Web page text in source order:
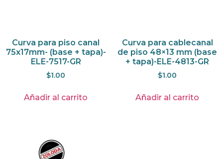
Curva para piso canal
75x17mm- (base + tapa)-
ELE-7517-GR
$1.00
Añadir al carrito
Curva para cablecanal
de piso 48×13 mm (base
+ tapa)-ELE-4813-GR
$1.00
Añadir al carrito